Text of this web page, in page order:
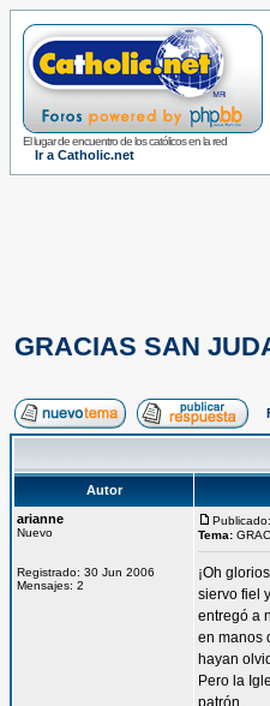
El lugar de encuentro de los católicos en la red
Ir a Catholic.net
GRACIAS SAN
Autor
arianne
Nuevo
Registrado: 30 Jun 2006
Mensajes: 2
Tema:
¡Oh
siervo fiel
entregó a
en manos
hayan
Pero la
patrón